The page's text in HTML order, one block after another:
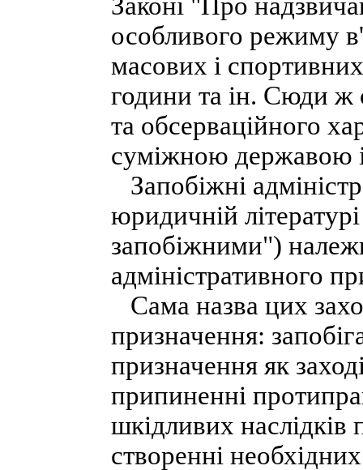
особливого режиму
масових і
години та ін. Сюди ж
та обсерваційного
суміжною державою
Запобіжні
юридичній
запобіжними")
адміністративного
Сама назва цих
призначення:
призначення як
припиненні
шкідливих наслідків
створенні